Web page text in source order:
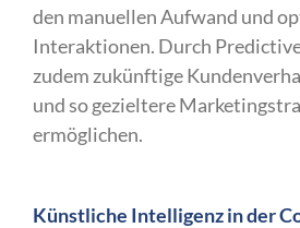
den manuellen Aufwand und
Interaktionen. Durch
zudem zukünftige
und so gezieltere
ermöglichen.
Künstliche Intelligenz in der